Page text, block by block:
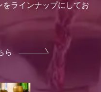
ラインナップにしてお
ら